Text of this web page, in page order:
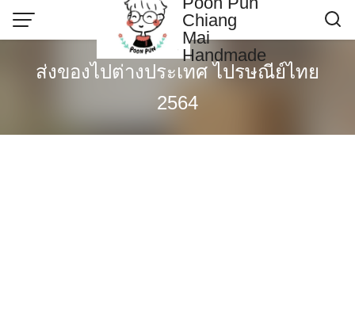
Chiang
Mai
Handmade
Sample Page
ส่งของไปต่างประเทศ ไปรษณีย์ไทย
2564